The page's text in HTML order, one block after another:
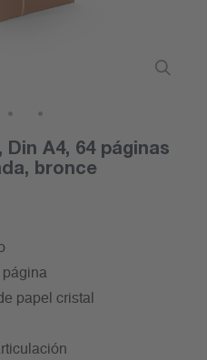
A4, 64 páginas
bronce
página
papel cristal